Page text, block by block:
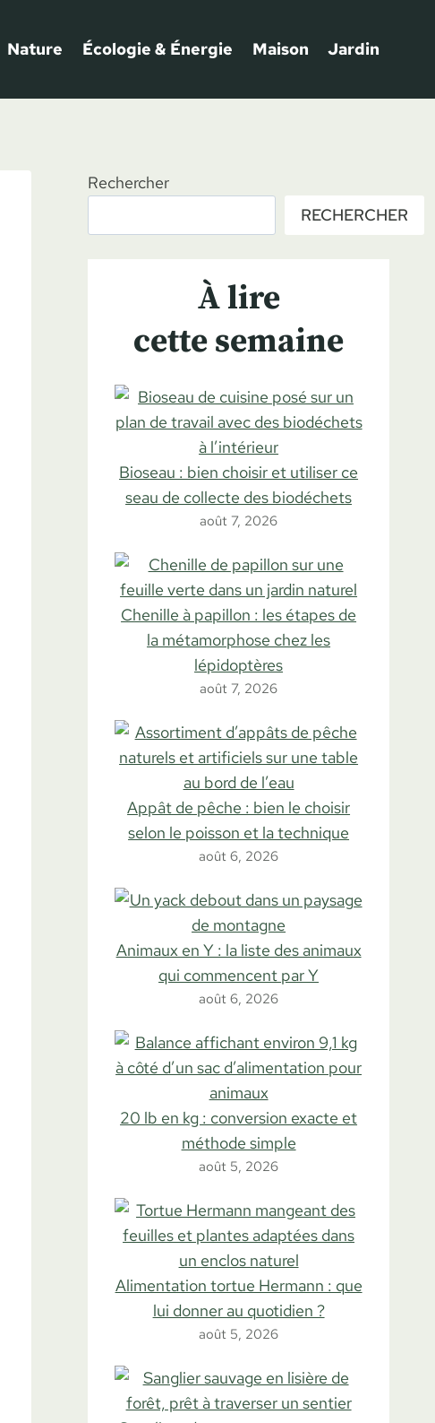
Nature Écologie & Énergie Maison Jardin
Rechercher
RECHERCHER
À lire
cette semaine
Bioseau : bien choisir et utiliser ce
seau de collecte des biodéchets
août 7, 2026
Chenille à papillon : les étapes de
la métamorphose chez les
lépidoptères
août 7, 2026
Appât de pêche : bien le choisir
selon le poisson et la technique
août 6, 2026
Animaux en Y : la liste des animaux
qui commencent par Y
août 6, 2026
20 lb en kg : conversion exacte et
méthode simple
août 5, 2026
Alimentation tortue Hermann : que
lui donner au quotidien ?
août 5, 2026